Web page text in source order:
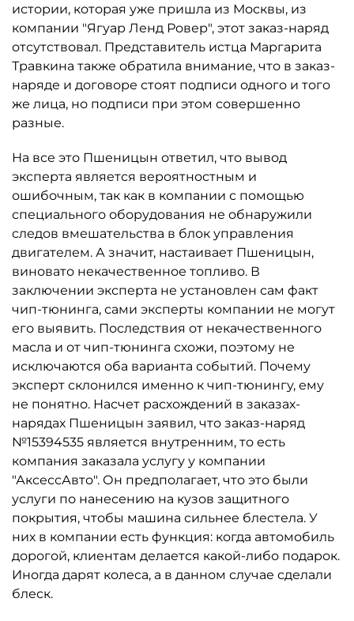
истории, которая уже пришла из Москвы, из
компании "Ягуар Ленд Ровер", этот заказ-наряд
отсутствовал. Представитель истца Маргарита
Травкина также обратила внимание, что в заказ-
наряде и договоре стоят подписи одного и того
же лица, но подписи при этом совершенно
разные.
На все это Пшеницын ответил, что вывод
эксперта является вероятностным и
ошибочным, так как в компании с помощью
специального оборудования не обнаружили
следов вмешательства в блок управления
двигателем. А значит, настаивает Пшеницын,
виновато некачественное топливо. В
заключении эксперта не установлен сам факт
чип-тюнинга, сами эксперты компании не могут
его выявить. Последствия от некачественного
масла и от чип-тюнинга схожи, поэтому не
исключаются оба варианта событий. Почему
эксперт склонился именно к чип-тюнингу, ему
не понятно. Насчет расхождений в заказах-
нарядах Пшеницын заявил, что заказ-наряд
№15394535 является внутренним, то есть
компания заказала услугу у компании
"АксессАвто". Он предполагает, что это были
услуги по нанесению на кузов защитного
покрытия, чтобы машина сильнее блестела. У
них в компании есть функция: когда автомобиль
дорогой, клиентам делается какой-либо подарок.
Иногда дарят колеса, а в данном случае сделали
блеск.